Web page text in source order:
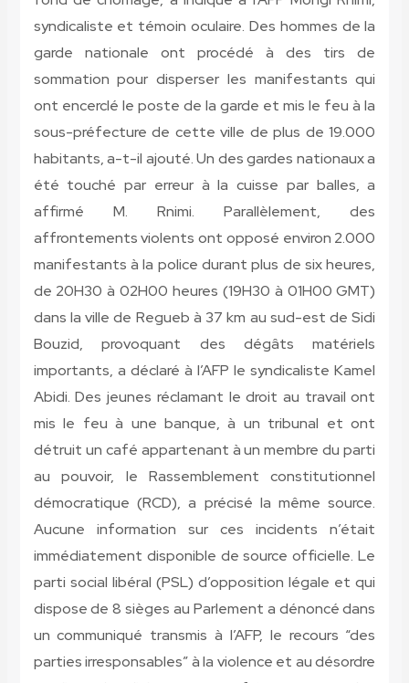
syndicaliste et témoin oculaire. Des hommes de la
garde nationale ont procédé à des tirs de
sommation pour disperser les manifestants qui
ont encerclé le poste de la garde et mis le feu à la
sous-préfecture de cette ville de plus de 19.000
habitants, a-t-il ajouté. Un des gardes nationaux a
été touché par erreur à la cuisse par balles, a
affirmé M. Rnimi. Parallèlement, des
affrontements violents ont opposé environ 2.000
manifestants à la police durant plus de six heures,
de 20H30 à 02H00 heures (19H30 à 01H00 GMT)
dans la ville de Regueb à 37 km au sud-est de Sidi
Bouzid, provoquant des dégâts matériels
importants, a déclaré à l’AFP le syndicaliste Kamel
Abidi. Des jeunes réclamant le droit au travail ont
mis le feu à une banque, à un tribunal et ont
détruit un café appartenant à un membre du parti
au pouvoir, le Rassemblement constitutionnel
démocratique (RCD), a précisé la même source.
Aucune information sur ces incidents n’était
immédiatement disponible de source officielle. Le
parti social libéral (PSL) d’opposition légale et qui
dispose de 8 sièges au Parlement a dénoncé dans
un communiqué transmis à l’AFP, le recours “des
parties irresponsables” à la violence et au désordre